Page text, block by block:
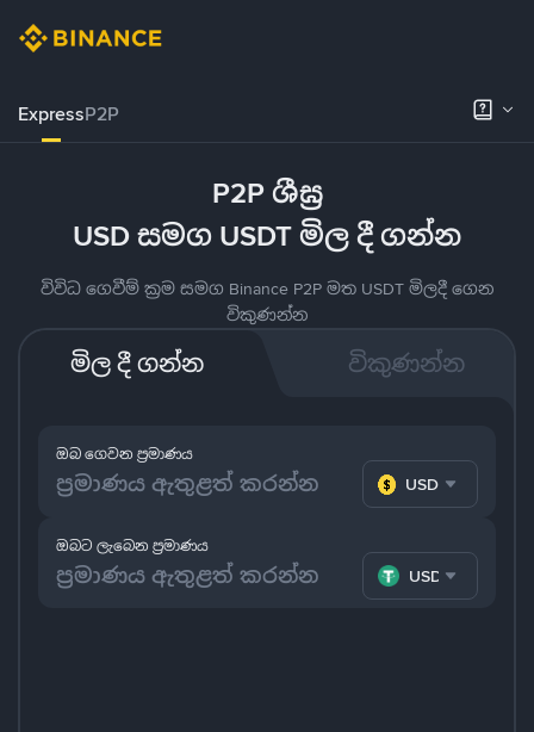
ExpressP2P
P2P ශීඝ්‍ර
USD සමග USDT මිල දී ගන්න
විවිධ ගෙවීම් ක්‍රම සමග Binance P2P මත USDT මිලදී ගෙන
විකුණන්න
මිල දී ගන්න විකුණන්න
ඔබ ගෙවන ප්‍රමාණය
USD
ඔබට ලැබෙන ප්‍රමාණය
USDT